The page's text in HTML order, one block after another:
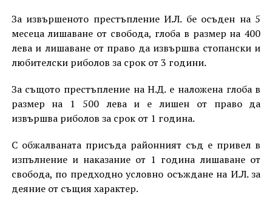
За извършеното престъпление И.Л. бе осъден на 5
месеца лишаване от свобода, глоба в размер на 400
лева и лишаване от право да извършва стопански и
любителски риболов за срок от 3 години.
За същото престъпление на Н.Д. е наложена глоба в
размер на 1 500 лева и е лишен от право да
извършва риболов за срок от 1 година.
С обжалваната присъда районният съд е привел в
изпълнение и наказание от 1 година лишаване от
свобода, по предходно условно осъждане на И.Л. за
деяние от същия характер.